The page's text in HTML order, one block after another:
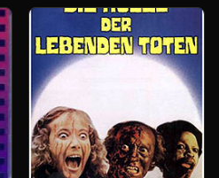
Ladenbesitzer und der
Polizei in ihrem äußerst
al